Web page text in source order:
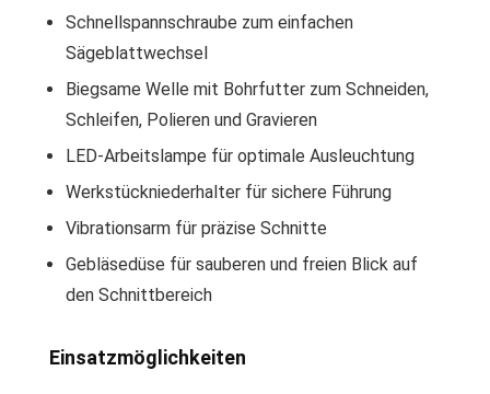
Schnellspannschraube zum einfachen
Sägeblattwechsel
Biegsame Welle mit Bohrfutter zum Schneiden,
Schleifen, Polieren und Gravieren
LED-Arbeitslampe für optimale Ausleuchtung
Werkstückniederhalter für sichere Führung
Vibrationsarm für präzise Schnitte
Gebläsedüse für sauberen und freien Blick auf
den Schnittbereich
Einsatzmöglichkeiten